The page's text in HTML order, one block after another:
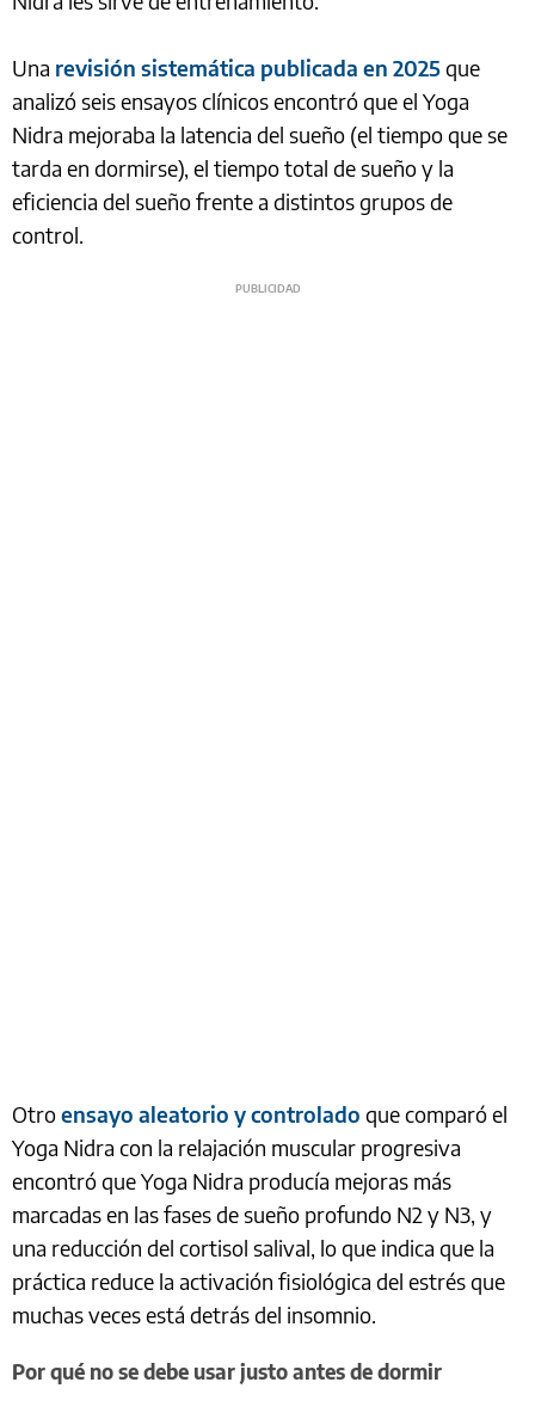
Una revisión sistemática publicada en 2025que
analizó seis ensayos clínicos encontró que el Yoga
Nidra mejoraba la latencia del sueño (el tiempo que se
tarda en dormirse), el tiempo total de sueño y la
eficiencia del sueño frente a distintos grupos de
control.
Otroensayo aleatorio y controlado que comparó el
Yoga Nidra con la relajación muscular progresiva
encontró que Yoga Nidra producía mejoras más
marcadas en las fases de sueño profundo N2 y N3, y
una reducción del cortisol salival, lo que indica que la
práctica reduce la activación fisiológica del estrés que
muchas veces está detrás del insomnio.
Por qué no se debe usar justo antes de dormir